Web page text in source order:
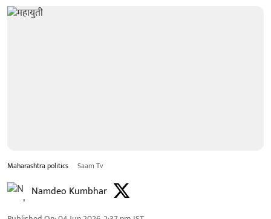
Maharashtra politics Saam Tv
Namdeo Kumbhar